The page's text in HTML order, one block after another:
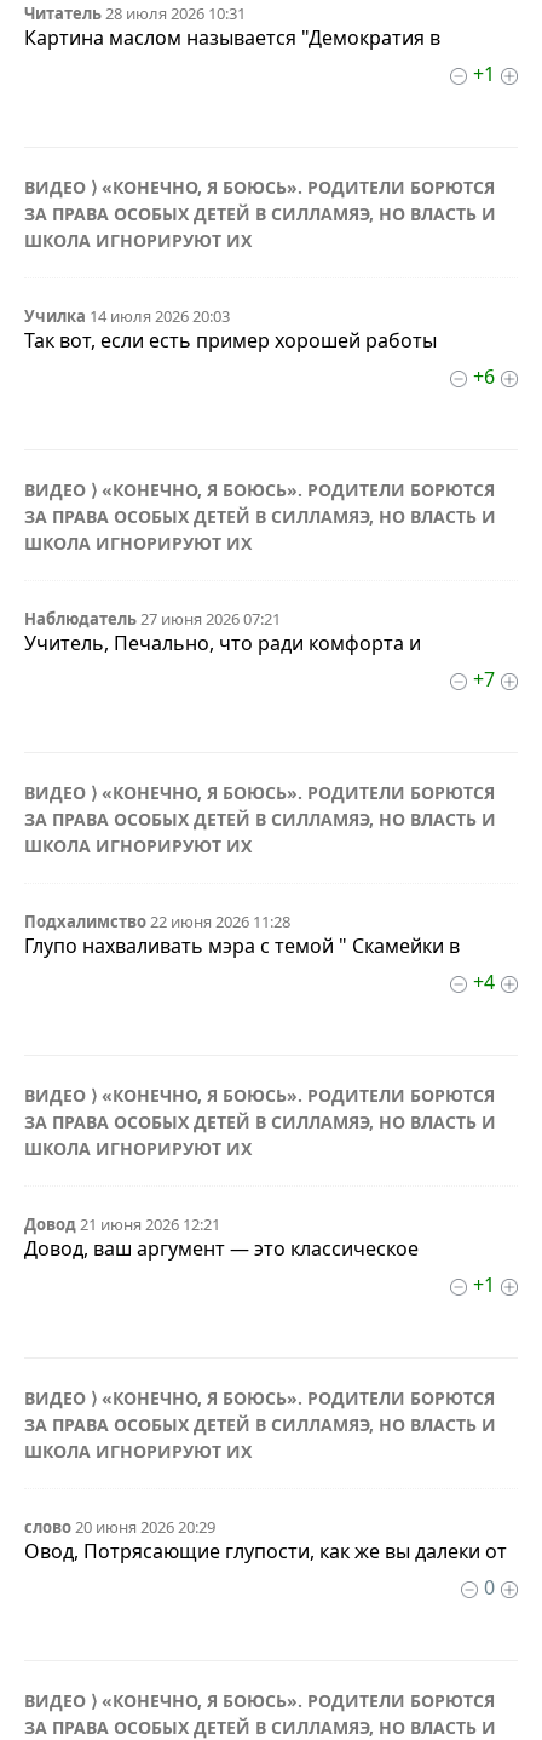
Читатель28 июля 2026 10:31
Картина маслом называется "Демократия в
+1
ВИДЕО ⟩ «КОНЕЧНО, Я БОЮСЬ». РОДИТЕЛИ БОРЮТСЯ
ЗА ПРАВА ОСОБЫХ ДЕТЕЙ В СИЛЛАМЯЭ, НО ВЛАСТЬ И
ШКОЛА ИГНОРИРУЮТ ИХ
Училка 14 июля 2026 20:03
Так вот, если есть пример хорошей работы
+6
ВИДЕО ⟩ «КОНЕЧНО, Я БОЮСЬ». РОДИТЕЛИ БОРЮТСЯ
ЗА ПРАВА ОСОБЫХ ДЕТЕЙ В СИЛЛАМЯЭ, НО ВЛАСТЬ И
ШКОЛА ИГНОРИРУЮТ ИХ
Наблюдатель27 июня 2026 07:21
Учитель, Печально, что ради комфорта и
+7
ВИДЕО ⟩ «КОНЕЧНО, Я БОЮСЬ». РОДИТЕЛИ БОРЮТСЯ
ЗА ПРАВА ОСОБЫХ ДЕТЕЙ В СИЛЛАМЯЭ, НО ВЛАСТЬ И
ШКОЛА ИГНОРИРУЮТ ИХ
Подхалимство22 июня 2026 11:28
Глупо нахваливать мэра с темой " Скамейки в
+4
ВИДЕО ⟩ «КОНЕЧНО, Я БОЮСЬ». РОДИТЕЛИ БОРЮТСЯ
ЗА ПРАВА ОСОБЫХ ДЕТЕЙ В СИЛЛАМЯЭ, НО ВЛАСТЬ И
ШКОЛА ИГНОРИРУЮТ ИХ
Довод21 июня 2026 12:21
Довод, ваш аргумент — это классическое
+1
ВИДЕО ⟩ «КОНЕЧНО, Я БОЮСЬ». РОДИТЕЛИ БОРЮТСЯ
ЗА ПРАВА ОСОБЫХ ДЕТЕЙ В СИЛЛАМЯЭ, НО ВЛАСТЬ И
ШКОЛА ИГНОРИРУЮТ ИХ
слово20 июня 2026 20:29
Овод, Потрясающие глупости, как же вы далеки от
0
ВИДЕО ⟩ «КОНЕЧНО, Я БОЮСЬ». РОДИТЕЛИ БОРЮТСЯ
ЗА ПРАВА ОСОБЫХ ДЕТЕЙ В СИЛЛАМЯЭ, НО ВЛАСТЬ И